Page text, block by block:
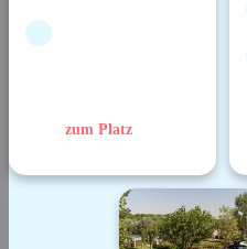
zum Platz